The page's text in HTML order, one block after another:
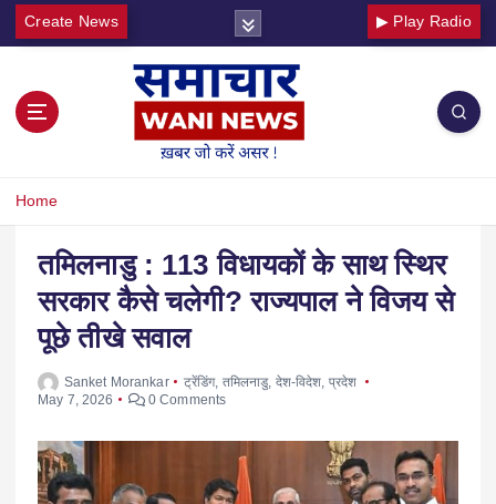
Create News ▶ Play Radio
Home
तमिलनाडु : 113 विधायकों के साथ स्थिर
सरकार कैसे चलेगी? राज्यपाल ने विजय से
पूछे तीखे सवाल
Sanket Morankar ट्रेंडिंग, तमिलनाडु, देश-विदेश प्रदेश
May 7, 2026
0 Comments